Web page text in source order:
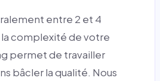
entre 2 et 4
complexité de votre
permet de travailler
bâcler la qualité. Nous